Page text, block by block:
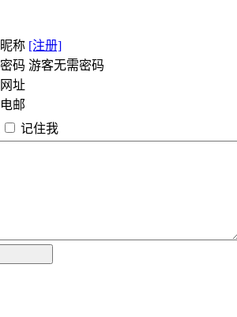
昵称 [注册]
密码 游客无需密码
网址
电邮
记住我